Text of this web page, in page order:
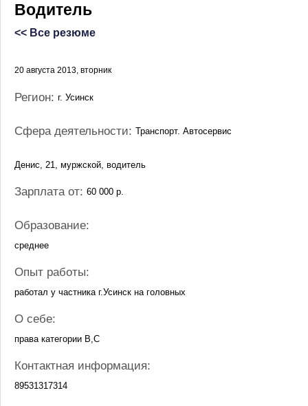
Водитель
<< Все резюме
20 августа 2013, вторник
Регион: г. Усинск
Сфера деятельности: Транспорт. Автосервис
Денис, 21, муржской, водитель
Зарплата от: 60 000 р.
Образование:
среднее
Опыт работы:
работал у частника г.Усинск на головных
О себе:
права категории В,С
Контактная информация:
89531317314